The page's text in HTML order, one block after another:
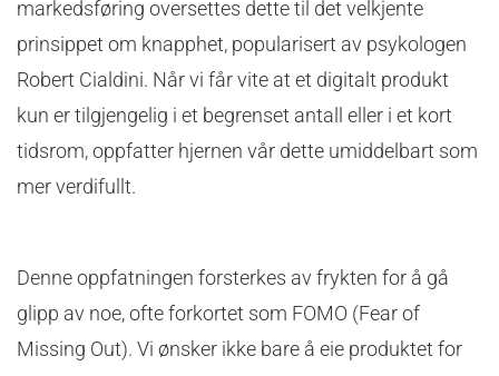
markedsføring oversettes dette til det velkjente
prinsippet om knapphet, popularisert av psykologen
Robert Cialdini. Når vi får vite at et digitalt produkt
kun er tilgjengelig i et begrenset antall eller i et kort
tidsrom, oppfatter hjernen vår dette umiddelbart som
mer verdifullt.
Denne oppfatningen forsterkes av frykten for å gå
glipp av noe, ofte forkortet som FOMO (Fear of
Missing Out). Vi ønsker ikke bare å eie produktet for